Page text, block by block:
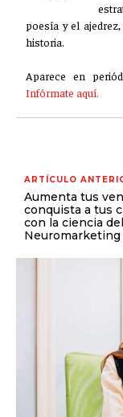
poesía y el
historia.
Aparece en
Infórmate aquí.
ARTÍCULO
Aumenta tus
conquista a tus
con la ciencia del
Neuromarketing